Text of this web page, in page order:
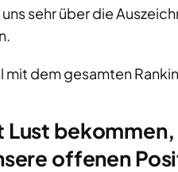
sehr über die
mit dem gesamten
Lust
offenen